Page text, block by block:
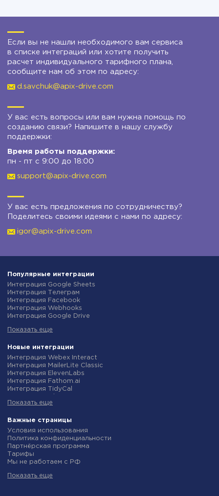
Если вы не нашли необходимого вам сервиса
в списке интеграций или хотите получить
расчет индивидуального тарифного плана,
сообщите нам об этом по адресу:
d.savchuk@apix-drive.com
У вас есть вопросы или вам нужна помощь по
созданию связи? Напишите в нашу службу
поддержки:
Время работы поддержки:
пн - пт с 9:00 до 18:00
support@apix-drive.com
У вас есть предложения по сотрудничеству?
Поделитесь своими идеями с нами по адресу:
igor@apix-drive.com
Популярные интеграции
Интеграция Google Sheets
Интеграция Телеграм
Интеграция Facebook
Интеграция Webhooks
Интеграция Google Drive
Интеграция Gmail
Интеграция Новая Почта
Интеграция Binotel
Интеграция OpenAI (ChatGPT)
Интеграция Prom
Интеграция Приват24
Интеграция OLX
Интеграция TurboSMS
Интеграция SendPulse
Интеграция Stream Telecom
Интеграция Google Analytics
Интеграция Creatio
Интеграция Ringostat
Интеграция Google Calendar
Интеграция Airtable
Интеграция RO App
Показать еще
Новые интеграции
Интеграция Webex Interact
Интеграция MailerLite Classic
Интеграция ElevenLabs
Интеграция Fathom.ai
Интеграция TidyCal
Интеграция Gist
Интеграция Straico
Интеграция Rows
Интеграция Firecrawl
Интеграция Binotel SmartCRM
Интеграция Perplexity AI
Интеграция Formbricks
Интеграция Getsitecontrol
Показать еще
Важные страницы
Условия использования
Политика конфиденциальности
Партнёрская программа
Тарифы
Мы не работаем с РФ
Индивидуальная разработка
Показать еще